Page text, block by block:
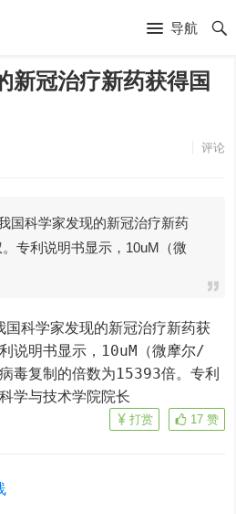
导航
新冠治疗新药获得国
评论
国科学家发现的新冠治疗新药
专利说明书显示，10uM（微
说明书显示，10uM（微摩尔/
毒复制的倍数为15393倍。专利
学与技术学院院长
17 赞
打赏